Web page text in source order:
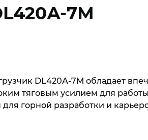
7М
DL420А-7М обладает
тяговым усилием для
горной разработки и